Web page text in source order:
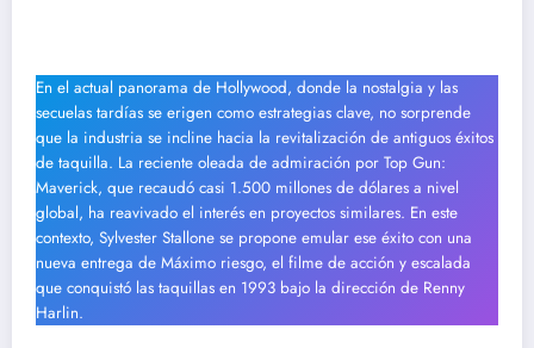
En el actual panorama de Hollywood, donde la nostalgia y las
secuelas tardías se erigen como estrategias clave, no sorprende
que la industria se incline hacia la revitalización de antiguos éxitos
de taquilla. La reciente oleada de admiración por Top Gun:
Maverick, que recaudó casi 1.500 millones de dólares a nivel
global, ha reavivado el interés en proyectos similares. En este
contexto, Sylvester Stallone se propone emular ese éxito con una
nueva entrega de Máximo riesgo, el filme de acción y escalada
que conquistó las taquillas en 1993 bajo la dirección de Renny
Harlin.